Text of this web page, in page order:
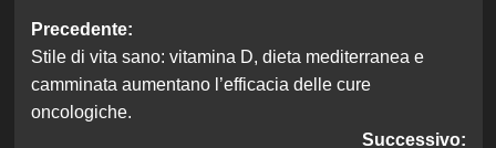
Navigazione
articolo
Precedente:
Stile di vita sano: vitamina D, dieta mediterranea e
camminata aumentano l’efficacia delle cure
oncologiche.
Successivo: